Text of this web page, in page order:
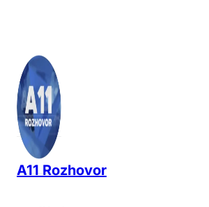
A11 Rozhovor